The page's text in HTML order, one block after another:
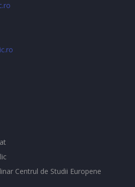
Centrul de Studii Europene